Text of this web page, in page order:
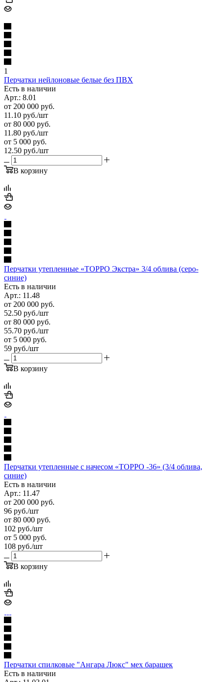
1
Перчатки нейлоновые белые без ПВХ
Есть в наличии
Арт.: 8.01
от 200 000 руб.
11.10 руб./шт
от 80 000 руб.
11.80 руб./шт
от 5 000 руб.
12.50 руб./шт
В корзину
Перчатки утепленные «ТОРРО Экстра» 3/4 облива (серо-
синие)
Есть в наличии
Арт.: 11.48
от 200 000 руб.
52.50 руб./шт
от 80 000 руб.
55.70 руб./шт
от 5 000 руб.
59 руб./шт
В корзину
Перчатки утепленные с начесом «ТОРРО -36» (3/4 облива,
синие)
Есть в наличии
Арт.: 11.47
от 200 000 руб.
96 руб./шт
от 80 000 руб.
102 руб./шт
от 5 000 руб.
108 руб./шт
В корзину
Перчатки спилковые "Ангара Люкс" мех барашек
Есть в наличии